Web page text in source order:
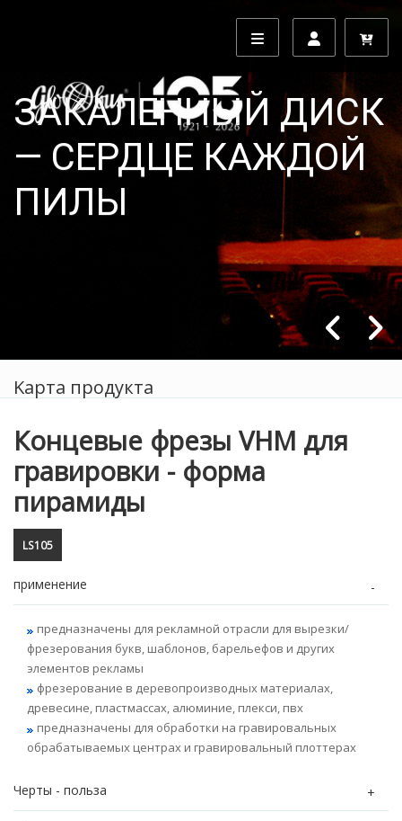
МЫ ЗАБОТИМСЯ О
БЕЗОПАСНОСТИ
КЛИЕНТОВ И
СОТРУДНИКОВ
Kарта продукта
Концевые фрезы VHM для
гравировки - форма
пирамиды
LS105
применение
предназначены для рекламной отрасли для вырезки/
фрезерования букв, шаблонов, барельефов и других
элементов рекламы
фрезерование в деревопроизводных материалах,
древесине, пластмассах, алюминие, плекси, пвх
предназначены для обработки на гравировальных
обрабатываемых центрах и гравировальный плоттерах
Черты - польза